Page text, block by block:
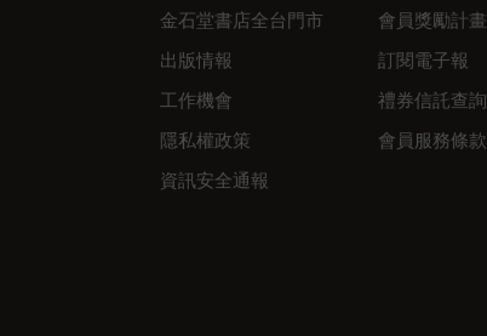
金石堂書店全台門市
出版情報
工作機會
隱私權政策
資訊安全通報
會員獎勵計畫
訂閱電子報
禮券信託查詢
會員服務條款